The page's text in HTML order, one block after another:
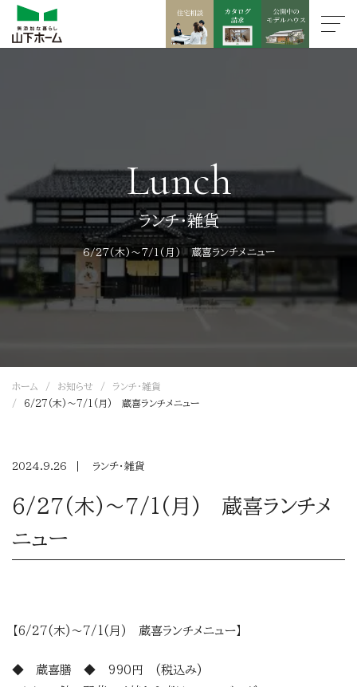
Lunch
ランチ・雑貨
6/27(木)～7/1(月) 蔵喜ランチメニュー
ホーム お知らせ
ランチ・雑貨
6/27(木)～7/1(月) 蔵喜ランチメニュー
2024.9.26 ランチ・雑貨
6/27(木)～7/1(月) 蔵喜ランチメ
ニュー
【6/27(木)～7/1(月) 蔵喜ランチメニュー】
◆ 蔵喜膳 ◆ 990円 (税込み)